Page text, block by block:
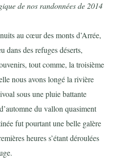
de nos randonnées de 2014
au cœur des monts d’Arrée,
dans des refuges déserts,
tout comme, la troisième
nous avons longé la rivière
sous une pluie battante
du vallon quasiment
fut pourtant une belle galère
heures s’étant déroulées